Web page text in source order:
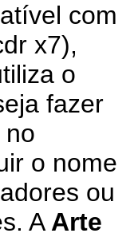
com
x7),
o
fazer
no
o nome
ou
A Arte